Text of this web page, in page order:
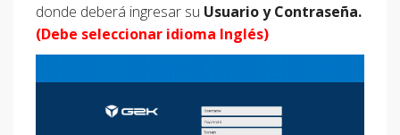
donde deberá ingresar su Usuario y Contraseña.
(Debe seleccionar idioma Inglés)